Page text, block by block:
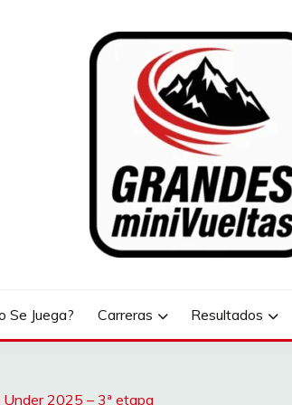
Se Juega? Carreras Resultados
2025 – 3ª etapa